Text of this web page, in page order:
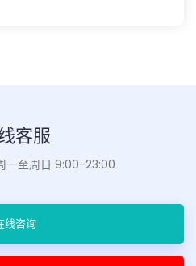
客服
一至周日 9:00-23:00
线咨询